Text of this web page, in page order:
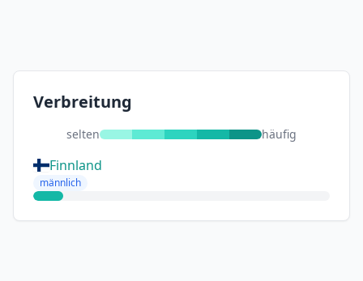
Verbreitung
selten häufig
Finnland
männlich